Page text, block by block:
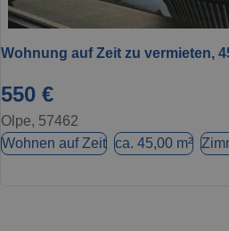
Wohnung auf Zeit zu vermieten,
550 €
Olpe, 57462
Wohnen auf Zeit ca. 45,00 m²